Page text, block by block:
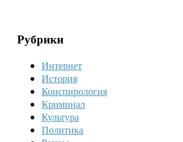
Рубрики
Интернет
История
Конспирология
Криминал
Культура
Политика